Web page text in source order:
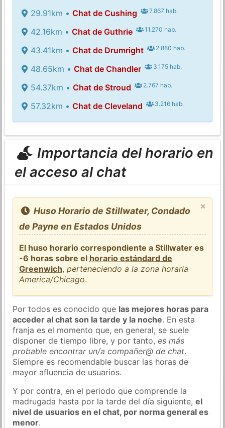
29.91km • Chat de Cushing 7.867 hab.
42.16km • Chat de Guthrie 11.270 hab.
43.41km • Chat de Drumright 2.880 hab.
48.65km • Chat de Chandler 3.175 hab.
54.37km • Chat de Stroud 2.767 hab.
57.32km • Chat de Cleveland 3.216 hab.
Importancia del horario en
el acceso al chat
×
Huso Horario de Stillwater, Condado
de Payne en Estados Unidos
El huso horario correspondiente a Stillwater es
-6 horas sobre el horario estándard de
Greenwich,perteneciendo a la zona horaria
America/Chicago.
Por todos es conocido que las mejores horas para
acceder al chat son la tarde y la noche. En esta
franja es el momento que, en general, se suele
disponer de tiempo libre, y por tanto,es más
probable encontrar un/a compañer@ de chat.
Siempre es recomendable buscar las horas de
mayor afluencia de usuarios.
Y por contra, en el periodo que comprende la
madrugada hasta por la tarde del día siguiente,el
nivel de usuarios en el chat, por norma general es
menor.